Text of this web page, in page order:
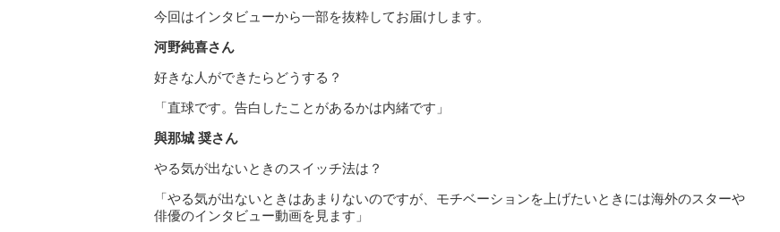
今回はインタビューから一部を抜粋してお届けします。
河野純喜さん
好きな人ができたらどうする？
「直球です。告白したことがあるかは内緒です」
與那城 奨さん
やる気が出ないときのスイッチ法は？
「やる気が出ないときはあまりないのですが、モチベーションを上げたいときには海外のスターや
俳優のインタビュー動画を見ます」